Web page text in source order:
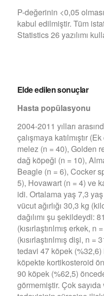
P-değerinin <0,05
kabul edilmiştir. Tüm
Statistics 26 yazılımı
Elde edilen sonuçlar
Hasta popülasyonu
2004-2011 yılları
çalışmaya katılmıştır
melez (n = 40), Golden
dağ köpeği (n = 10),
Beagle (n = 6), Cocker
5), Hovawart (n = 4) ve
idi. Ortalama yaş 7,3
vücut ağırlığı 30,3 kg
dağılımı şu şekildeydi:
(kısırlaştırılmış erkek,
(kısırlaştırılmış dişi, n
tedavi 47 köpek (%32,6)
köpekte kortikosteroid
90 köpek (%62,5)
görmemiştir. Çok